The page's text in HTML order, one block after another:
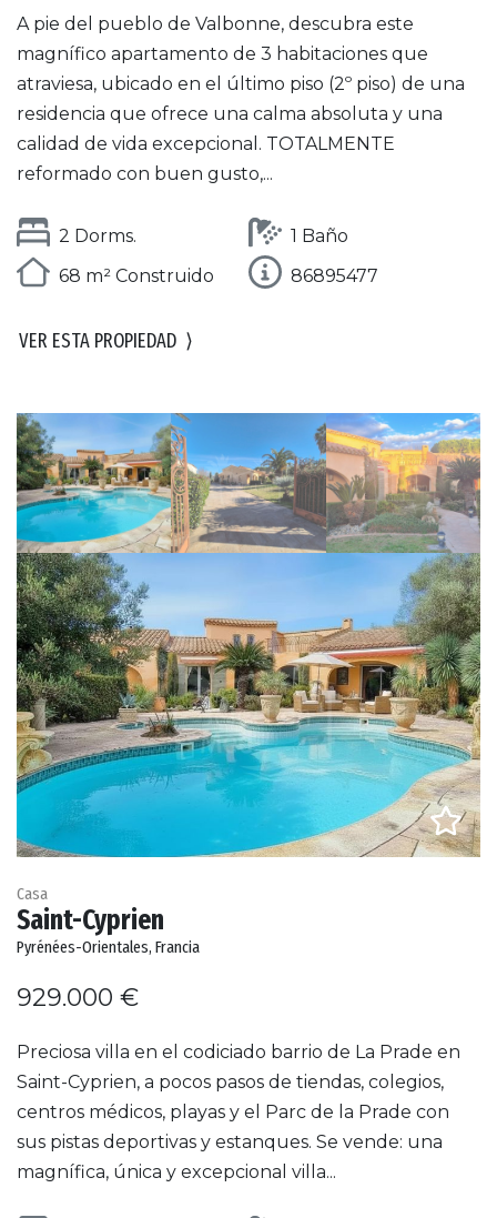
A pie del pueblo de Valbonne, descubra este
magnífico apartamento de 3 habitaciones que
atraviesa, ubicado en el último piso (2º piso) de una
residencia que ofrece una calma absoluta y una
calidad de vida excepcional. TOTALMENTE
reformado con buen gusto,...
2 Dorms.
1 Baño
68 m² Construido
86895477
VER ESTA PROPIEDAD ⟩
Casa
Saint-Cyprien
Pyrénées-Orientales, Francia
929.000 €
Preciosa villa en el codiciado barrio de La Prade en
Saint-Cyprien, a pocos pasos de tiendas, colegios,
centros médicos, playas y el Parc de la Prade con
sus pistas deportivas y estanques. Se vende: una
magnífica, única y excepcional villa...